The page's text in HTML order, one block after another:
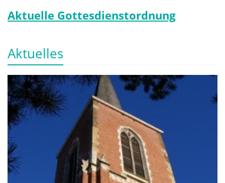
Aktuelle Gottesdienstordnung
Aktuelles